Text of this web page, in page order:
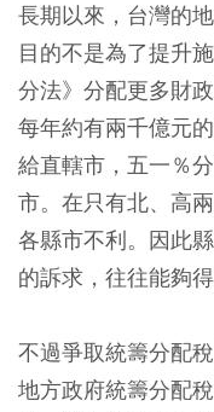
長期以來，台灣的
目的不是為了提升
分法》分配更多財
每年約有兩千億元
給直轄市，五一％
市。在只有北、高
各縣市不利。因此
的訴求，往往能夠得
不過爭取統籌分配
地方政府統籌分配